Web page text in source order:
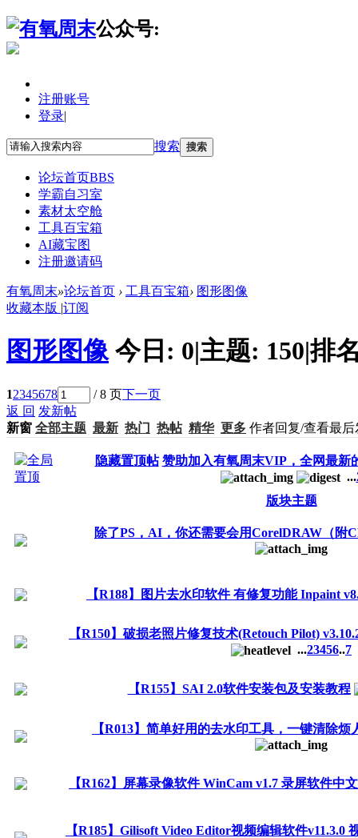
公众号:
注册账号
登录|
搜索 搜索
论坛首页BBS
学霸自习室
素材太空舱
工具百宝箱
AI藏宝图
注册邀请码
有氧周末»论坛首页 › 工具百宝箱› 图形图像
收藏本版 |订阅
图形图像 今日: 0|主题: 150|排
12345678 / 8 页下一页
返 回 发新帖
新窗 全部主题 最新 热门 热帖 精华 更多 作者回复/查看最后
隐藏置顶帖 赞助加入有氧周末VIP，全网最新
...
版块主题
除了PS，AI，你还需要会用CorelDRAW（附
【R188】图片去水印软件 有修复功能 Inpaint
【R150】破损老照片修复技术(Retouch Pilot)
...23456..7
【R155】SAI 2.0软件安装包及安装教程
【R013】简单好用的去水印工具，一键清除烦
【R162】屏幕录像软件 WinCam v1.7 录屏软件中
【R185】Gilisoft Video Editor视频编辑软件v11.3.0